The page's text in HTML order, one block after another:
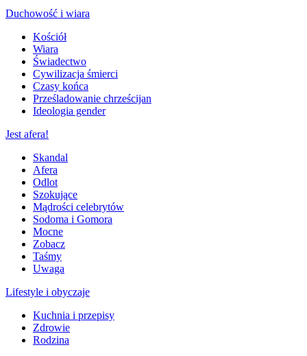
Duchowość i wiara
Kościół
Wiara
Świadectwo
Cywilizacja śmierci
Czasy końca
Prześladowanie chrześcijan
Ideologia gender
Jest afera!
Skandal
Afera
Odlot
Szokujące
Mądrości celebrytów
Sodoma i Gomora
Mocne
Zobacz
Taśmy
Uwaga
Lifestyle i obyczaje
Kuchnia i przepisy
Zdrowie
Rodzina